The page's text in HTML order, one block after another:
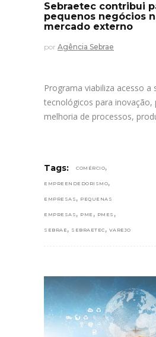
Sebraetec contribui
pequenos negócios
mercado externo
por Agência Sebrae
Programa viabiliza acesso a
tecnológicos para inovação,
melhoria de processos,
Tags: COMÉRCIO,
EMPREENDEDORISMO,
EMPRESAS , PEQUENAS
EMPRESAS , PME , PMES ,
SEBRAE , SEBRAETEC , VAREJO